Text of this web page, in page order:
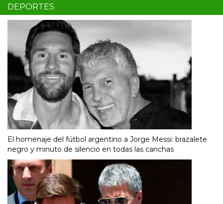
DEPORTES
El homenaje del fútbol argentino a Jorge Messi: brazalete
negro y minuto de silencio en todas las canchas